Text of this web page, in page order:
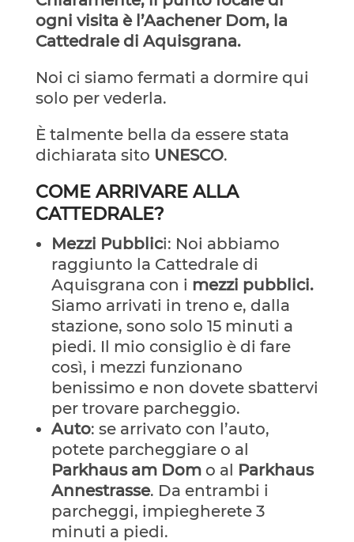
ogni visita è l’Aachener Dom, la
Cattedrale di Aquisgrana.
Noi ci siamo fermati a dormire qui
solo per vederla.
È talmente bella da essere stata
dichiarata sito UNESCO.
COME ARRIVARE ALLA
CATTEDRALE?
Mezzi Pubblici: Noi abbiamo
raggiunto la Cattedrale di
Aquisgrana con i mezzi pubblici.
Siamo arrivati in treno e, dalla
stazione, sono solo 15 minuti a
piedi. Il mio consiglio è di fare
così, i mezzi funzionano
benissimo e non dovete sbattervi
per trovare parcheggio.
Auto: se arrivato con l’auto,
potete parcheggiare o al
Parkhaus am Domo al Parkhaus
Annestrasse. Da entrambi i
parcheggi, impiegherete 3
minuti a piedi.